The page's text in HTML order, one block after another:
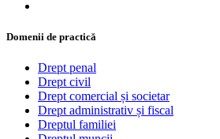
Domenii de practică
Drept penal
Drept civil
Drept comercial și societar
Drept administrativ și fiscal
Dreptul familiei